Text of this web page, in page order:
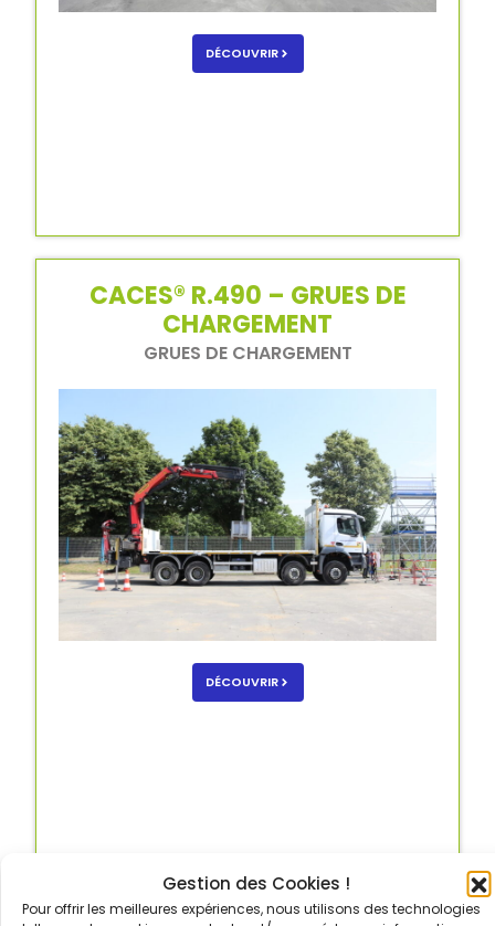
Gestion des Cookies !
Pour offrir les meilleures expériences, nous utilisons des technologies
DÉCOUVRIR
CACES® R.490 – GRUES DE
CHARGEMENT
GRUES DE CHARGEMENT
DÉCOUVRIR